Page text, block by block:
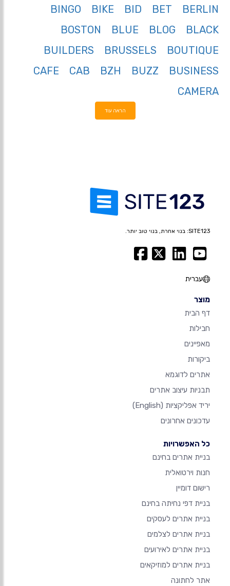
BERLIN
BET
BID
BIKE
BINGO
BLACK
BLOG
BLUE
BOSTON
BOUTIQUE
BRUSSELS
BUILDERS
BUSINESS
BUZZ
BZH
CAB
CAFE
CAMERA
הראה עוד
SITE123: בנוי אחרת, בנוי טוב יותר.
עברית
מוצר
דף הבית
חבילות
מאפיינים
ביקורות
אתרים לדוגמא
תבניות עיצוב אתרים
יריד אפליקציות (English)
עדכונים אחרונים
כל האפשרויות
בניית אתרים בחינם
חנות וירטואלית
רישום דומיין
בניית דפי נחיתה בחינם
בניית אתרים לעסקים
בניית אתרים לצלמים
בניית אתרים לאירועים
בניית אתרים למוזיקאים
אתר לחתונה